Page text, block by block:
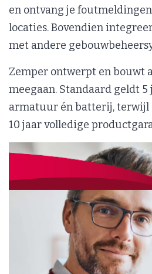
en ontvang je
locaties. Bovendien
met andere
Zemper ontwerpt en bouwt
meegaan. Standaard geldt
armatuur én batterij, terwijl
10 jaar volledige